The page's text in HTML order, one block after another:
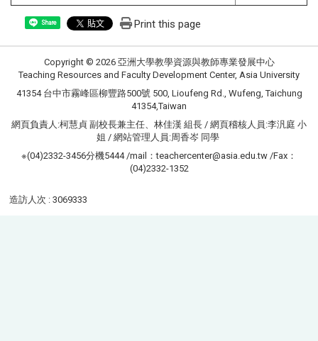
Share Print this page
Copyright © 2026 亞洲大學教學資源與教師專業發展中心
Teaching Resources and Faculty Development Center, Asia University
41354 台中市霧峰區柳豐路500號 500, Lioufeng Rd., Wufeng, Taichung
41354,Taiwan
網頁負責人:柯慧貞 副校長兼主任、林佳漢 組長 / 網頁稽核人員:李汎庭 小
姐 / 網站管理人員:周香岑 同學
※(04)2332-3456分機5444 /mail：teachercenter@asia.edu.tw /Fax：
(04)2332-1352
造訪人次 : 3069333